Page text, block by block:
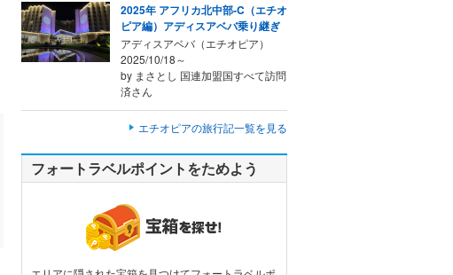
2025年 アフリカ北中部-C（エチオ
ピア編）アディスアベバ乗り継ぎ
アディスアベバ（エチオピア）
2025/10/18～
by まさとし 国連加盟国すべて訪問
済さん
エチオピアの旅行記一覧を見る
フォートラベルポイントをためよう